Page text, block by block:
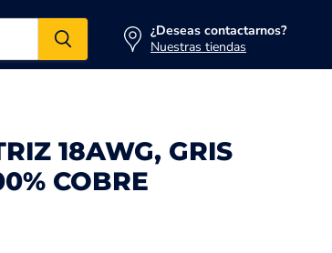
¿Deseas contactarnos?
Nuestras tiendas
18AWG, GRIS
COBRE